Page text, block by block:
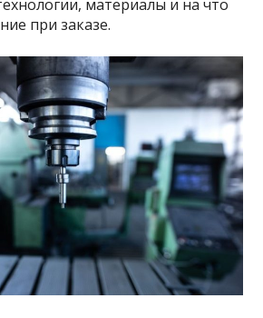
материалы и на что
при заказе.